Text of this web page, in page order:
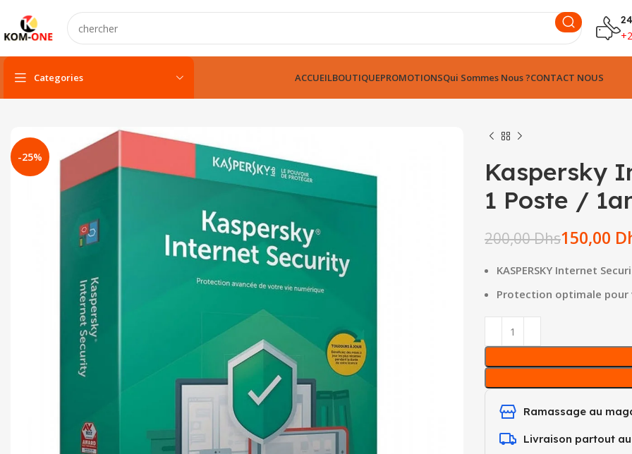
Categories
PC portable neuf
PC portable remis à neuf
PC portable gamer
pc fixe & tout-en-un
Unité centarle
Unité centarle avec écran
Tout-en-un
Serveur
ACCUEILBOUTIQUEPROMOTIONSQui Sommes Nous ?CONTACT NOUS
-25%
Kaspersky
1 Poste /
200,00Dhs150,00
KASPERSKY Internet
Protection optimale pour
Ramassage au
Livraison partout